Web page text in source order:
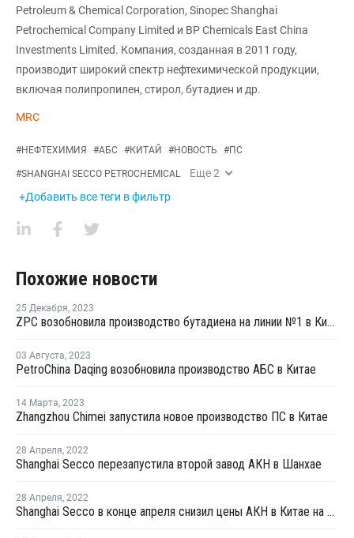
Petroleum & Chemical Corporation, Sinopec Shanghai
Petrochemical Company Limited и BP Chemicals East China
Investments Limited. Компания, созданная в 2011 году,
производит широкий спектр нефтехимической продукции,
включая полипропилен, стирол, бутадиен и др.
MRC
#НЕФТЕХИМИЯ #АБС #КИТАЙ #НОВОСТЬ #ПС
#SHANGHAI SECCO PETROCHEMICAL Еще2
+Добавить все теги в фильтр
Похожие новости
25 Декабря, 2023
ZPC возобновила производство бутадиена на линии №1 в Китае
03 Августа, 2023
PetroChina Daqing возобновила производство АБС в Китае
14 Марта, 2023
Zhangzhou Chimei запустила новое производство ПС в Китае
28 Апреля, 2022
Shanghai Secco перезапустила второй завод АКН в Шанхае
28 Апреля, 2022
Shanghai Secco в конце апреля снизил цены АКН в Китае на CNY100 за тонну